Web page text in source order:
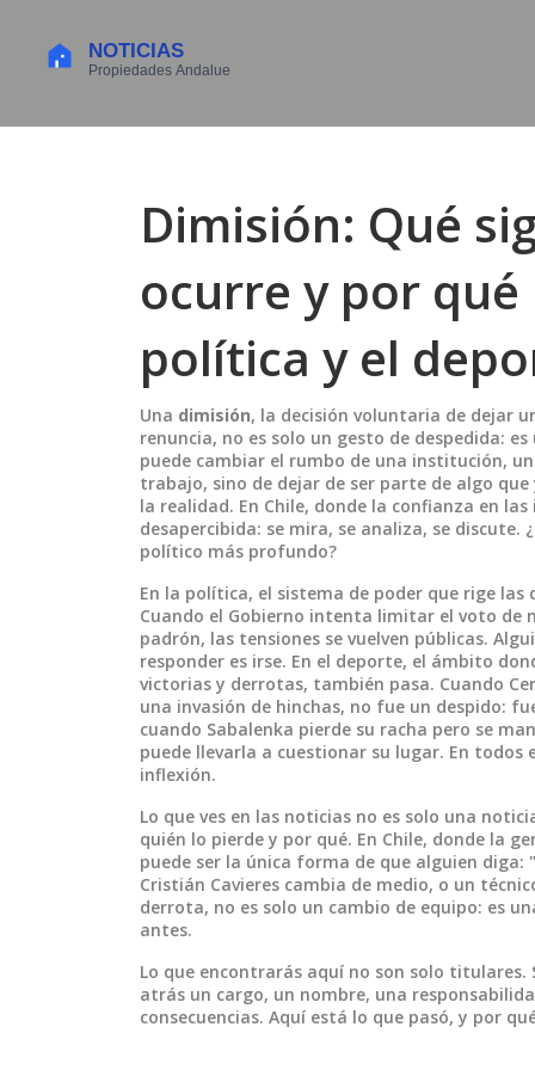
Dimisión: Qué
ocurre y por
política y el
Una dimisión, la decisión voluntaria de dejar
renuncia, no es solo un gesto de despedida:
puede cambiar el rumbo de una institución,
trabajo, sino de dejar de ser parte de algo
la realidad. En Chile, donde la confianza en
desapercibida: se mira, se analiza, se discute.
político más profundo?
En la política, el sistema de poder que rige las
Cuando el Gobierno intenta limitar el voto de
padrón, las tensiones se vuelven públicas.
responder es irse. En el deporte, el ámbito
victorias y derrotas, también pasa. Cuando
una invasión de hinchas, no fue un despido:
cuando Sabalenka pierde su racha pero se
puede llevarla a cuestionar su lugar. En todos
inflexión.
Lo que ves en las noticias no es solo una
quién lo pierde y por qué. En Chile, donde la
puede ser la única forma de que alguien
Cristián Cavieres cambia de medio, o un
derrota, no es solo un cambio de equipo: es
antes.
Lo que encontrarás aquí no son solo
atrás un cargo, un nombre, una
consecuencias. Aquí está lo que pasó, y por